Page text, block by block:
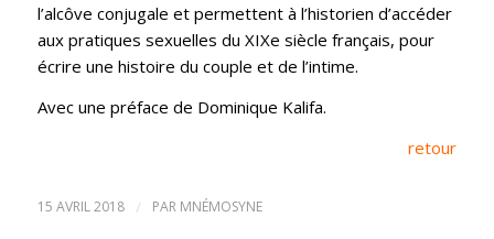
l’alcôve conjugale et permettent à l’historien d’accéder
aux pratiques sexuelles du XIXe siècle français, pour
écrire une histoire du couple et de l’intime.
Avec une préface de Dominique Kalifa.
retour
15 AVRIL 2018 / PAR MNÉMOSYNE